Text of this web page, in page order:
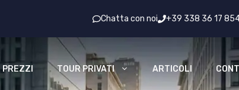
Chatta con noi +39 338 36 17
PREZZI TOUR PRIVATI ARTICOLI